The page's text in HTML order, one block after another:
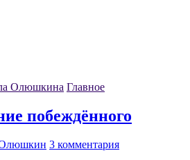
Олюшкина Главное
побеждённого
3 комментария